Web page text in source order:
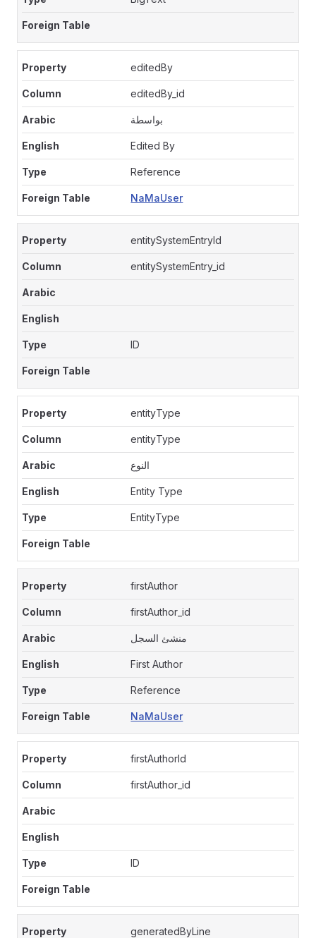
editedBy
editedBy_id
بواسطة
Edited By
Reference
NaMaUser
entitySystemEntryId
entitySystemEntry_id
ID
entityType
entityType
النوع
Entity Type
EntityType
firstAuthor
firstAuthor_id
منشئ السجل
First Author
Reference
NaMaUser
firstAuthorId
firstAuthor_id
ID
generatedByLine